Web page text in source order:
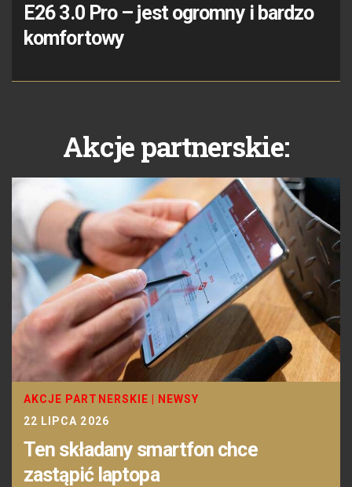
E26 3.0 Pro – jest ogromny i bardzo
komfortowy
Akcje partnerskie:
AKCJE PARTNERSKIE
NEWSY
22 LIPCA 2026
Ten składany smartfon chce
zastąpić laptopa